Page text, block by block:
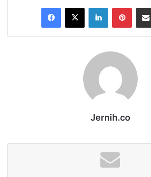
Facebook
X LinkedIn
Jernih.co